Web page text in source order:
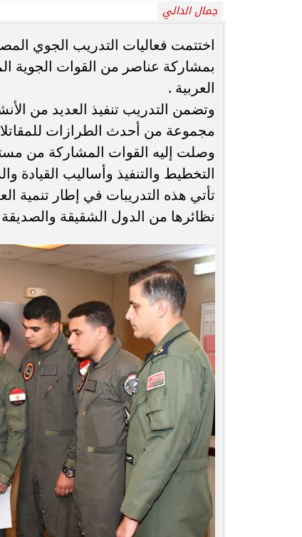
جمال الدالي
اختتمت فعاليات التدريب الجوي
بمشاركة عناصر من القوات الجوية
العربية .
وتضمن التدريب تنفيذ العديد من
مجموعة من أحدث الطرازات
وصلت إليه القوات المشاركة من
التخطيط والتنفيذ وأساليب القيادة
تأتي هذه التدريبات في إطار تنمية
نظائرها من الدول الشقيقة
محافظ أسيوط : حملات مكثفة لرفع
الإشغالات بحي شرق لإعادة الانضباط
وتحقيق...
رحلت في
بمستشفى